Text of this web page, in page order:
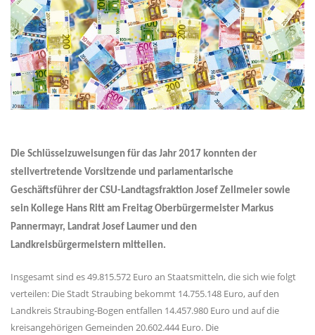
Die Schlüsselzuweisungen für das Jahr 2017 konnten der
stellvertretende Vorsitzende und parlamentarische
Geschäftsführer der CSU-Landtagsfraktion Josef Zellmeier sowie
sein Kollege Hans Ritt am Freitag Oberbürgermeister Markus
Pannermayr, Landrat Josef Laumer und den
Landkreisbürgermeistern mitteilen.
Insgesamt sind es 49.815.572 Euro an Staatsmitteln, die sich wie folgt
verteilen: Die Stadt Straubing bekommt 14.755.148 Euro, auf den
Landkreis Straubing-Bogen entfallen 14.457.980 Euro und auf die
kreisangehörigen Gemeinden 20.602.444 Euro. Die